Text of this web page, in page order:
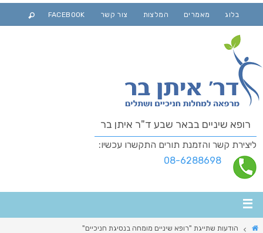
בלוג מאמרים המלצות צור קשר FACEBOOK
רופא שיניים בבאר שבע ד"ר איתן בר
ליצירת קשר והזמנת תורים התקשרו עכשיו:
08-6288698
הודעות שתייגת "רופא שיניים מומחה בנסיגת חניכיים"